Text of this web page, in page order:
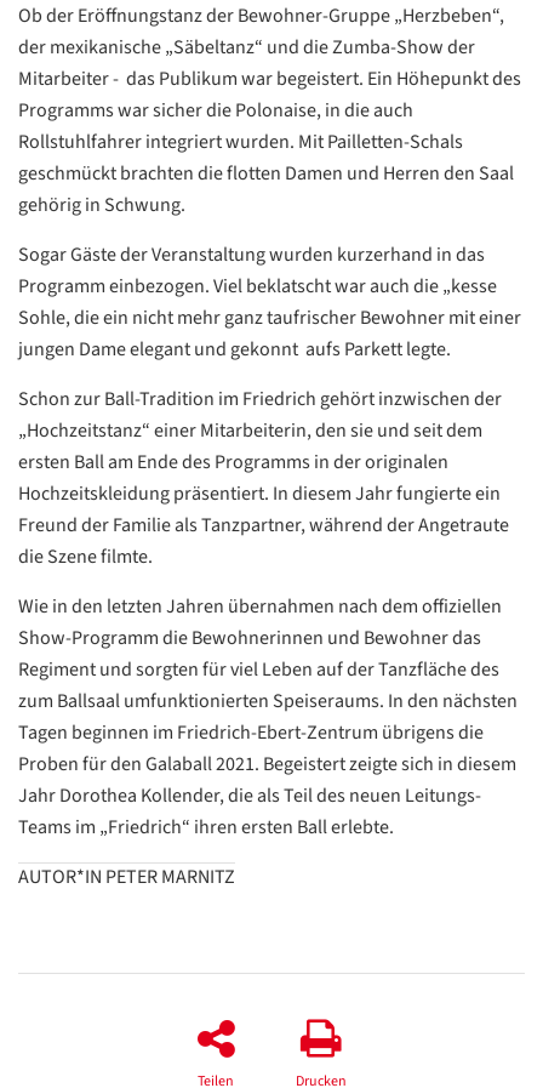
Ob der Eröffnungstanz der Bewohner-Gruppe „Herzbeben“,
der mexikanische „Säbeltanz“ und die Zumba-Show der
Mitarbeiter - das Publikum war begeistert. Ein Höhepunkt des
Programms war sicher die Polonaise, in die auch
Rollstuhlfahrer integriert wurden. Mit Pailletten-Schals
geschmückt brachten die flotten Damen und Herren den Saal
gehörig in Schwung.
Sogar Gäste der Veranstaltung wurden kurzerhand in das
Programm einbezogen. Viel beklatscht war auch die „kesse
Sohle, die ein nicht mehr ganz taufrischer Bewohner mit einer
jungen Dame elegant und gekonnt aufs Parkett legte.
Schon zur Ball-Tradition im Friedrich gehört inzwischen der
„Hochzeitstanz“ einer Mitarbeiterin, den sie und seit dem
ersten Ball am Ende des Programms in der originalen
Hochzeitskleidung präsentiert. In diesem Jahr fungierte ein
Freund der Familie als Tanzpartner, während der Angetraute
die Szene filmte.
Wie in den letzten Jahren übernahmen nach dem offiziellen
Show-Programm die Bewohnerinnen und Bewohner das
Regiment und sorgten für viel Leben auf der Tanzfläche des
zum Ballsaal umfunktionierten Speiseraums. In den nächsten
Tagen beginnen im Friedrich-Ebert-Zentrum übrigens die
Proben für den Galaball 2021. Begeistert zeigte sich in diesem
Jahr Dorothea Kollender, die als Teil des neuen Leitungs-
Teams im „Friedrich“ ihren ersten Ball erlebte.
AUTOR*IN PETER MARNITZ
Teilen Drucken
ZURÜCK
Google
Datenschutzerklärung
Übersetzen
Translate
ZURÜCK